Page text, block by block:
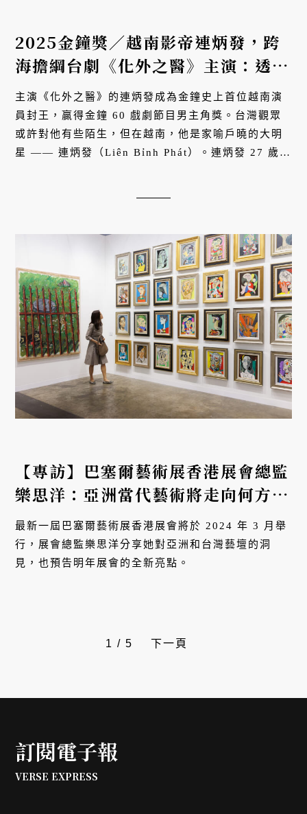
2025金鐘獎／越南影帝連炳發，跨
海擔綱台劇《化外之醫》主演：透過
角色為移工撕去負面標籤
主演《化外之醫》的連炳發成為金鐘史上首位越南演
員封王，贏得金鐘 60 戲劇節目男主角獎。台灣觀眾
或許對他有些陌生，但在越南，他是家喻戶曉的大明
星 —— 連炳發（Liên Bỉnh Phát）。連炳發 27 歲才
【專訪】巴塞爾藝術展香港展會總監
樂思洋：亞洲當代藝術將走向何方？
親揭2024展會精彩亮點
最新一屆巴塞爾藝術展香港展會將於 2024 年 3 月舉
行，展會總監樂思洋分享她對亞洲和台灣藝壇的洞
見，也預告明年展會的全新亮點。
1 / 5 下一頁
訂閱電子報
VERSE EXPRESS